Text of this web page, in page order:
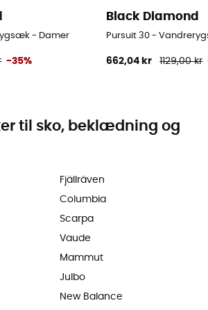
- Damer
-35%
Black Diamond
Pursuit 30 -
662,04 kr 1129,00 kr
til sko, beklædning og
Fjällräven
Columbia
Scarpa
Vaude
Mammut
Julbo
New Balance